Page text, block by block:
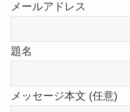
メールアドレス
題名
メッセージ本文 (任意)